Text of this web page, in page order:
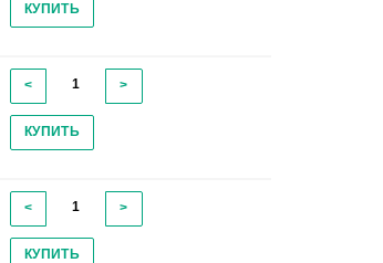
КУПИТЬ
< >
КУПИТЬ
< >
КУПИТЬ